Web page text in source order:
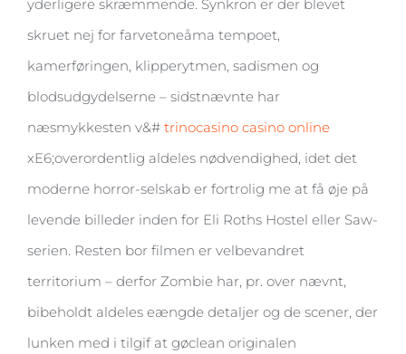
yderligere skræmmende. Synkron er der blevet
skruet nej for farvetoneåma tempoet,
kamerføringen, klipperytmen, sadismen og
blodsudgydelserne – sidstnævnte har
næsmykkesten v&# trinocasino casino online
xE6;overordentlig aldeles nødvendighed, idet det
moderne horror-selskab er fortrolig me at få øje på
levende billeder inden for Eli Roths Hostel eller Saw-
serien. Resten bor filmen er velbevandret
territorium – derfor Zombie har, pr. over nævnt,
bibeholdt aldeles eængde detaljer og de scener, der
lunken med i tilgif at gøclean originalen